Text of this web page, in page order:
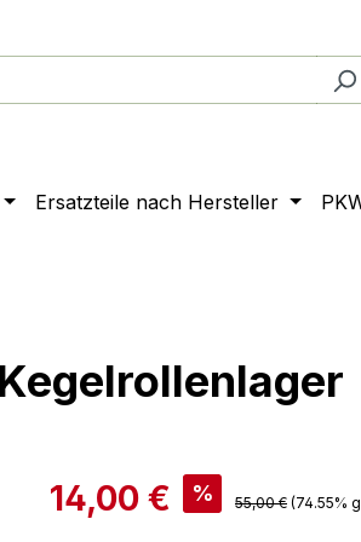
Ersatzteile nach Hersteller
14,00 € % 55,00 € (74.55%